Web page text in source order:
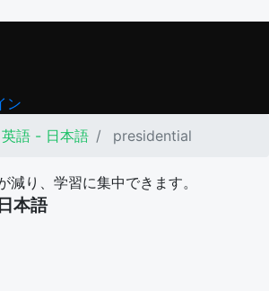
ン
英語 - 日本語 presidential
減り、学習に集中できます。
本語